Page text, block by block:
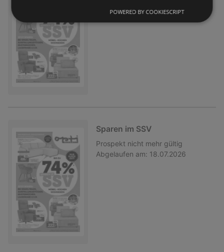
Sparen im SSV
Prospekt nicht mehr gültig
Abgelaufen am: 18.07.2026
POWERED BY COOKIESCRIPT